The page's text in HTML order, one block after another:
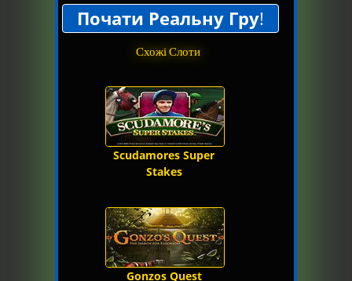
Почати Реальну Гру!
Схожі Слоти
Scudamores Super
Stakes
Gonzos Quest